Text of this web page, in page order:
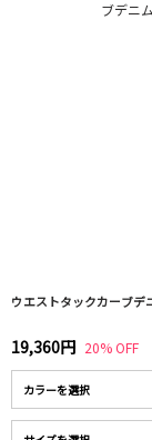
ウエストタックカーブデ
19,360円 20% OFF